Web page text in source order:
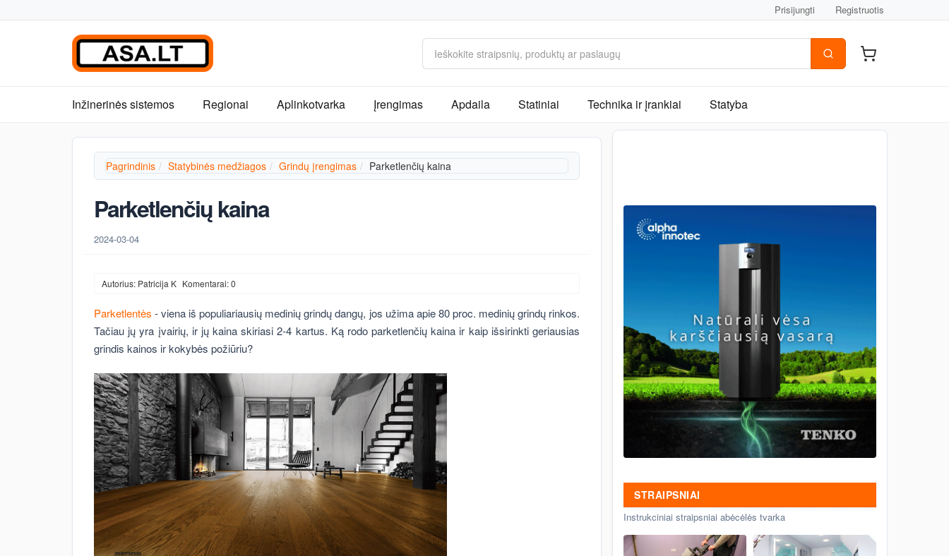
Prisijungti Registruotis
Inžinerinės sistemos Regionai Aplinkotvarka Įrengimas Apdaila Statiniai Technika ir įrankiai Statyba
Pagrindinis Statybinės medžiagos Grindų įrengimas Parketlenčių kaina
Parketlenčių kaina
2024-03-04
Autorius: Patricija K Komentarai: 0
Parketlentės- viena iš populiariausių medinių grindų dangų, jos užima apie 80 proc. medinių grindų rinkos.
Tačiau jų yra įvairių, ir jų kaina skiriasi 2-4 kartus. Ką rodo parketlenčių kaina ir kaip išsirinkti geriausias
grindis kainos ir kokybės požiūriu?
STRAIPSNIAI
Instrukciniai straipsniai abėcėlės tvarka